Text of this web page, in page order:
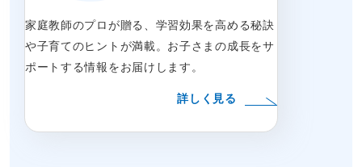
家庭教師のプロが贈る、学習効果を高める秘訣
や子育てのヒントが満載。お子さまの成長をサ
ポートする情報をお届けします。
詳しく見る